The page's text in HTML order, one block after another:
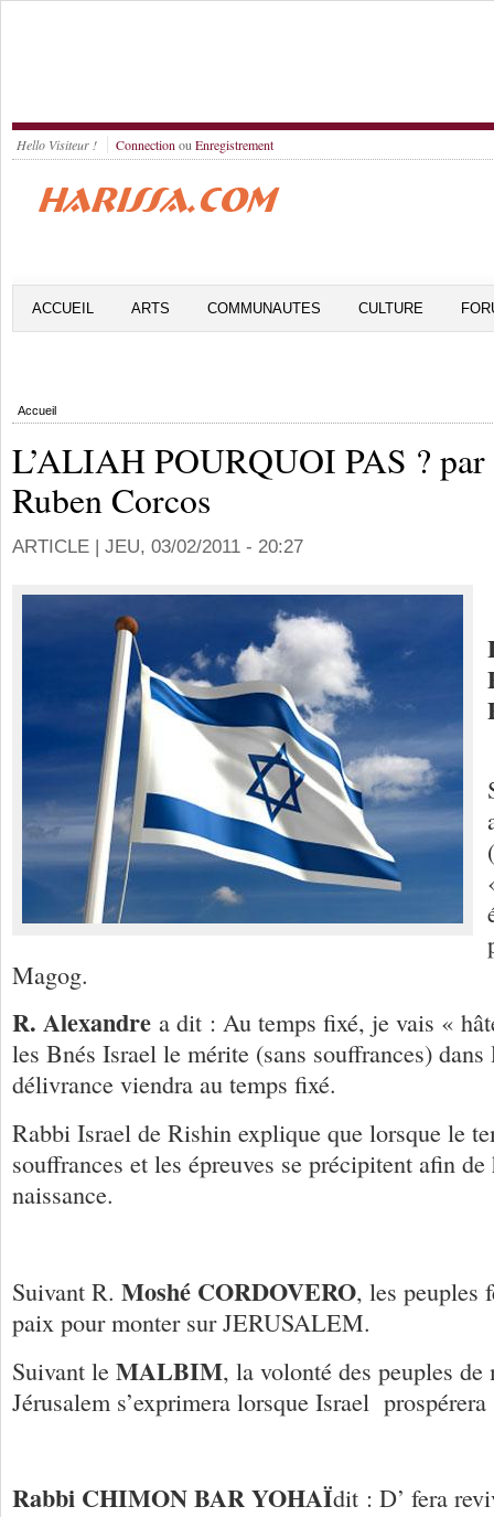
Hello Visiteur ! Connection ou Enregistrement
ACCUEIL ARTS COMMUNAUTES CULTURE
Accueil
L’ALIAH POURQUOI PAS ? par
Ruben Corcos
ARTICLE | JEU, 03/02/2011 - 20:27
Magog.
R. Alexandre a dit : Au temps fixé, je vais «
les Bnés Israel le mérite (sans souffrances)
délivrance viendra au temps fixé.
Rabbi Israel de Rishin explique que lorsque le
souffrances et les épreuves se précipitent afin de
naissance.
Suivant R. Moshé CORDOVERO, les peuples
paix pour monter sur JERUSALEM.
Suivant le MALBIM, la volonté des peuples de
Jérusalem s’exprimera lorsque Israel
Rabbi CHIMON BAR YOHAÏdit : D’ fera